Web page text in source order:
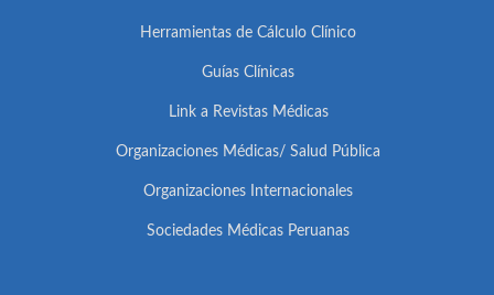
Herramientas de Cálculo Clínico
Guías Clínicas
Link a Revistas Médicas
Organizaciones Médicas/ Salud Pública
Organizaciones Internacionales
Sociedades Médicas Peruanas